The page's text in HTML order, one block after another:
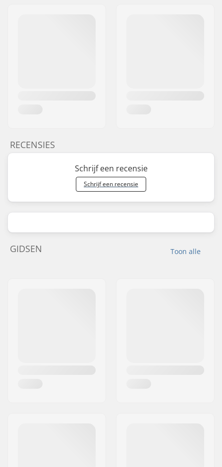
RECENSIES
Schrijf een recensie
Schrijf een recensie
Toon alle
GIDSEN